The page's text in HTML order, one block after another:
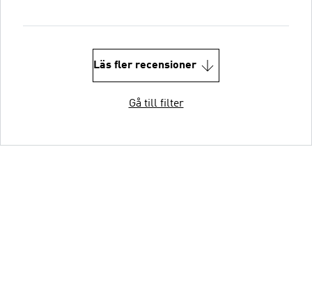
Läs fler recensioner
Gå till filter